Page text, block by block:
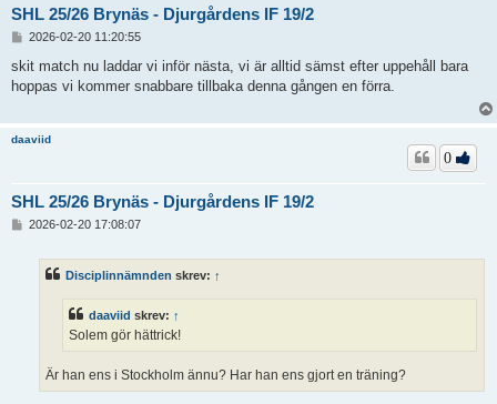
SHL 25/26 Brynäs - Djurgårdens IF 19/2
l
g
2026-02-20 11:20:55
skit match nu laddar vi inför nästa, vi är alltid sämst efter uppehåll bara
hoppas vi kommer snabbare tillbaka denna gången en förra.
daaviid
SHL 25/26 Brynäs - Djurgårdens IF 19/2
0
2026-02-20 17:08:07
Disciplinnämnden skrev: ↑
daaviid skrev: ↑
Solem gör hättrick!
Är han ens i Stockholm ännu? Har han ens gjort en träning?